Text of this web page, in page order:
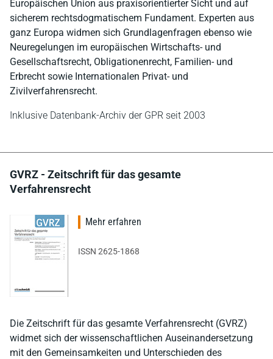
Europäischen Union aus praxisorientierter Sicht und auf
sicherem rechtsdogmatischem Fundament. Experten aus
ganz Europa widmen sich Grundlagenfragen ebenso wie
Neuregelungen im europäischen Wirtschafts- und
Gesellschaftsrecht, Obligationenrecht, Familien- und
Erbrecht sowie Internationalen Privat- und
Zivilverfahrensrecht.
Inklusive Datenbank-Archiv der GPR seit 2003
GVRZ - Zeitschrift für das gesamte
Verfahrensrecht
Die Zeitschrift für das gesamte Verfahrensrecht (GVRZ)
widmet sich der wissenschaftlichen Auseinandersetzung
mit den Gemeinsamkeiten und Unterschieden des
Mehr erfahren
ISSN 2625-1868